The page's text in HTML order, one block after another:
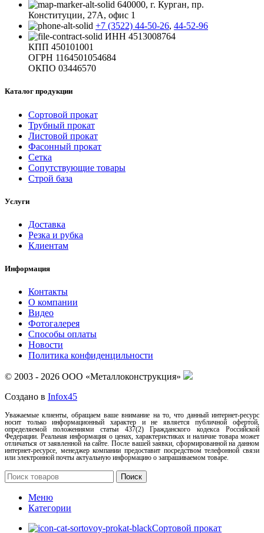
640000, г. Курган, пр.
Конституции, 27А, офис 1
+7 (3522) 44-50-26, 44-52-96
ИНН 4513008764
КПП 450101001
ОГРН 1164501054684
ОКПО 03446570
Каталог продукции
Сортовой прокат
Трубный прокат
Листовой прокат
Фасонный прокат
Сетка
Сопутствующие товары
Строй база
Услуги
Доставка
Резка и рубка
Клиентам
Информация
Контакты
О компании
Видео
Фотогалерея
Способы оплаты
Новости
Политика конфиденцильности
© 2003 - 2026 ООО «Металлоконструкция»
Создано в Infox45
Уважаемые клиенты, обращаем ваше внимание на то, что данный интернет-ресурс
носит только информационный характер и не является публичной офертой,
определяемой положениями статьи 437(2) Гражданского кодекса Российской
Федерации. Реальная информация о ценах, характеристиках и наличие товара может
отличаться от заявленной на сайте. После вашей заявки, сформированной на данном
интернет-ресурсе, менеджер компании предоставит посредством телефонной связи
или электронной почты актуальную информацию о запрашиваемом товаре.
Поиск
Меню
Категории
Сортовой прокат